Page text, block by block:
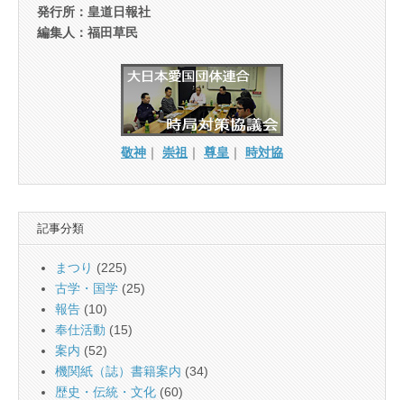
発行所：皇道日報社
編集人：福田草民
敬神 ｜ 崇祖 ｜ 尊皇 ｜ 時対協
記事分類
まつり (225)
古学・国学 (25)
報告 (10)
奉仕活動 (15)
案内 (52)
機関紙（誌）書籍案内 (34)
歴史・伝統・文化 (60)